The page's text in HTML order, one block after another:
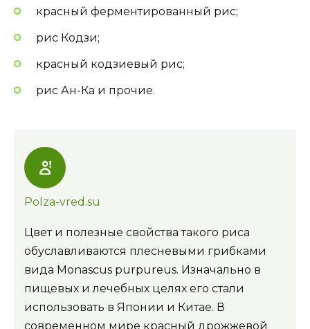
красный ферментированный рис;
рис Кодзи;
красный кодзиевый рис;
рис Ан-Ка и прочие.
Polza-vred.su
Цвет и полезные свойства такого риса
обуславливаются плесневыми грибками
вида Monascus purpureus. Изначально в
пищевых и лечебных целях его стали
использовать в Японии и Китае. В
современном мире красный дрожжевой